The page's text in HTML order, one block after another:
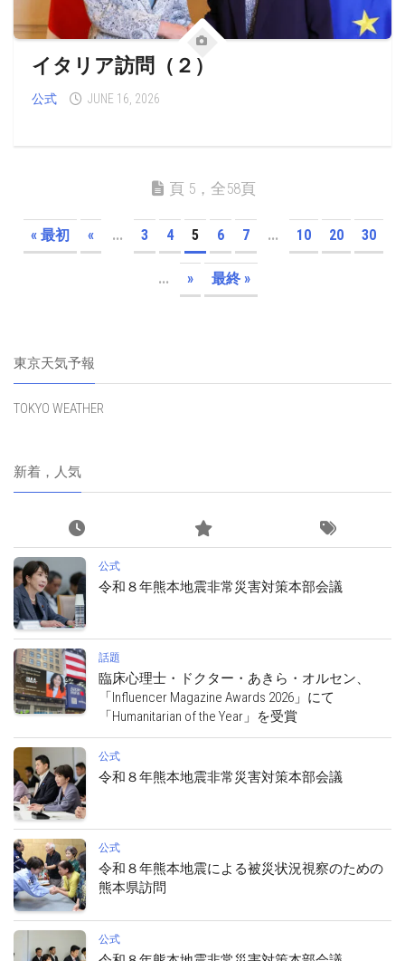
イタリア訪問（２）
公式 JUNE 16, 2026
頁 5，全58頁
« 最初 « ... 3 4 5 6 7 ... 10 20 30
... » 最終 »
東京天気予報
TOKYO WEATHER
新着，人気
公式
令和８年熊本地震非常災害対策本部会議
話題
臨床心理士・ドクター・あきら・オルセン、
「Influencer Magazine Awards 2026」にて
「Humanitarian of the Year」を受賞
公式
令和８年熊本地震非常災害対策本部会議
公式
令和８年熊本地震による被災状況視察のための
熊本県訪問
公式